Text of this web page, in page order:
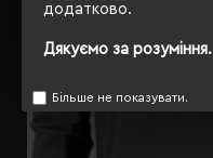
додатково.
Дякуємо за розуміння.
Більше не показувати.